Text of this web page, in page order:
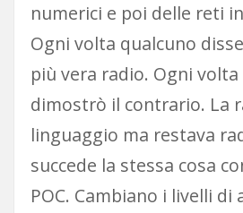
numerici e poi delle reti
Ogni volta qualcuno
più vera radio. Ogni
dimostrò il contrario. La
linguaggio ma restava
succede la stessa cosa
POC. Cambiano i livelli di